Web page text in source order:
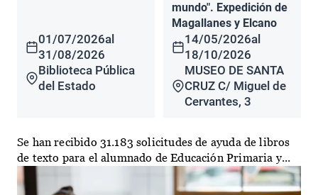
01/07/2026al
31/08/2026
Biblioteca Pública
del Estado
mundo". Expedición de
Magallanes y Elcano
14/05/2026al
18/10/2026
MUSEO DE SANTA
CRUZ C/ Miguel de
Cervantes, 3
Se han recibido 31.183 solicitudes de ayuda de libros
de texto para el alumnado de Educación Primaria y...